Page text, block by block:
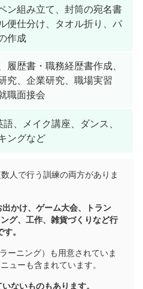
ン組み立て、封筒の宛名書
便仕分け、タオル折り、パ
作成
履歴書・職務経歴書作成、
究、企業研究、職場実習
職面接会
、メイク講座、ダンス、
ングなど
人で行う訓練の両方がありま
かけ、ゲーム大会、トラン
グ、工作、雑貨づくりなど行
。
ーニング）も用意されていま
ューも含まれています。
ないものもあります。